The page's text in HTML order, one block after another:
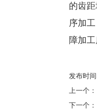
的齿
序加
障加
发布时
上一个：
下一个：